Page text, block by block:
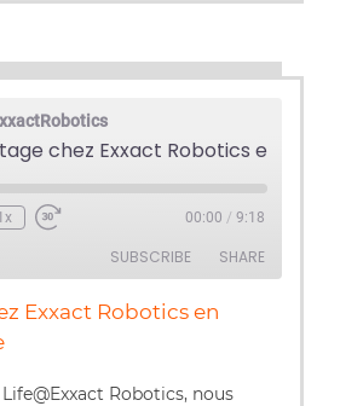
00:00 / 9:18
SUBSCRIBE SHARE
Exxact Robotics en
Robotics, nous